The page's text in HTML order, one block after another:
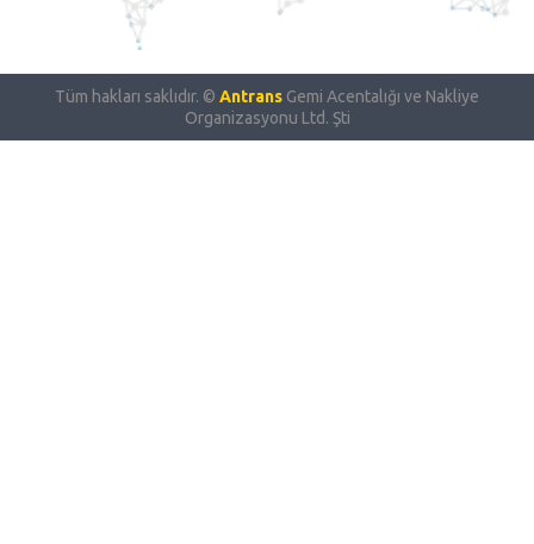
Tüm hakları saklıdır. © Antrans Gemi Acentalığı ve Nakliye
Organizasyonu Ltd. Şti